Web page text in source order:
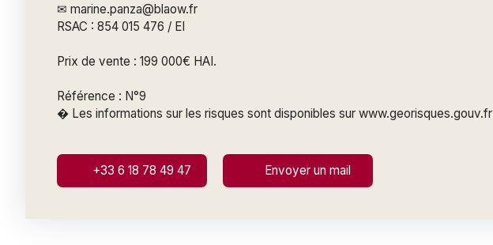
✉ marine.panza@blaow.fr
RSAC : 854 015 476 / EI
Prix de vente : 199 000€ HAI.
Référence : N°9
� Les informations sur les risques sont disponibles sur www.georisques.gouv.fr
+33 6 18 78 49 47 Envoyer un mail